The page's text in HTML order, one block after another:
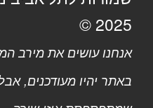
2025 ©
אנחנו עושים את מירב
באתר יהיו מעודכנים,